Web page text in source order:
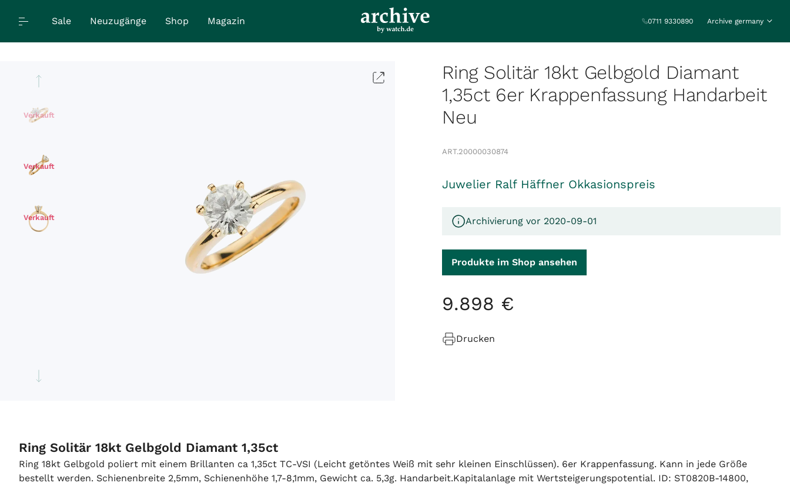
Sale Neuzugänge Shop Magazin 0711 9330890 Archive germany
Ring Solitär 18kt Gelbgold Diamant
1,35ct 6er Krappenfassung Handarbeit
Neu
Verkauft
Verkauft
Verkauft
ART.20000030874
Juwelier Ralf Häffner Okkasionspreis
Archivierung vor 2020-09-01
Produkte im Shop ansehen
9.898 €
Drucken
Ring Solitär 18kt Gelbgold Diamant 1,35ct
Ring 18kt Gelbgold poliert mit einem Brillanten ca 1,35ct TC-VSI (Leicht getöntes Weiß mit sehr kleinen Einschlüssen). 6er Krappenfassung. Kann in jede Größe
bestellt werden. Schienenbreite 2,5mm, Schienenhöhe 1,7-8,1mm, Gewicht ca. 5,3g. Handarbeit.Kapitalanlage mit Wertsteigerungspotential. ID: ST0820B-14800,